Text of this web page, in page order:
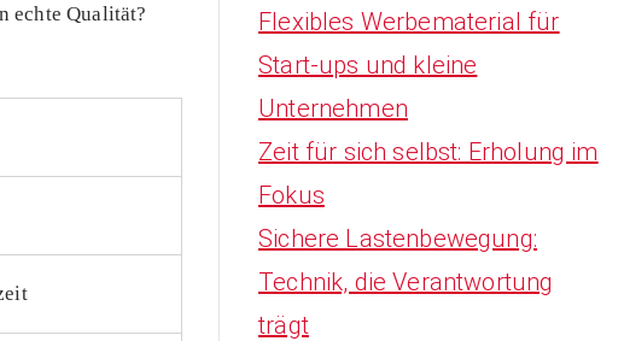
echte Qualität?
Flexibles Werbematerial für
Start-ups und kleine
Unternehmen
Zeit für sich selbst: Erholung im
Fokus
Sichere Lastenbewegung:
Technik, die Verantwortung
trägt